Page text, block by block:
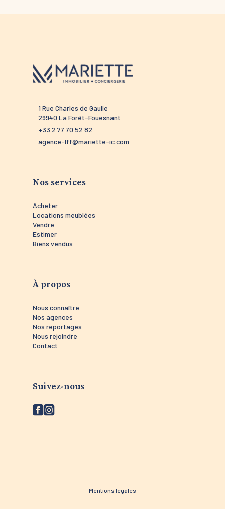
1 Rue Charles de Gaulle
29940 La Forêt-Fouesnant
+33 2 77 70 52 82
agence-lff@mariette-ic.com
Nos services
Acheter
Locations meublées
Vendre
Estimer
Biens vendus
À propos
Nous connaître
Nos agences
Nos reportages
Nous rejoindre
Contact
Suivez-nous
Mentions légales